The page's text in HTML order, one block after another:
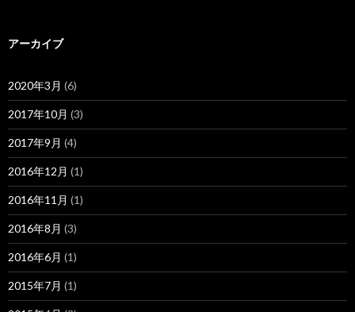
アーカイブ
2020年3月 (6)
2017年10月 (3)
2017年9月 (4)
2016年12月 (1)
2016年11月 (1)
2016年8月 (3)
2016年6月 (1)
2015年7月 (1)